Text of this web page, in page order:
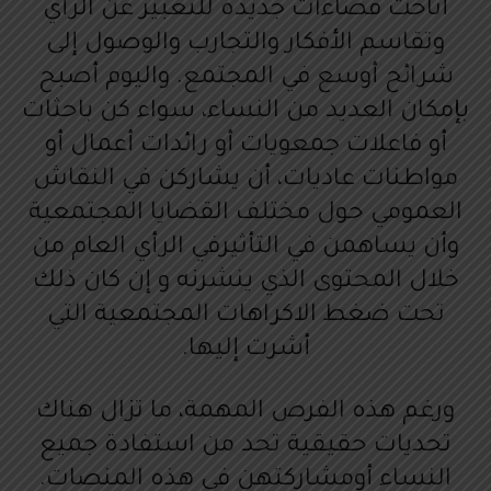
أتاحت فضاءات جديدة للتعبير عن الرأي
وتقاسم الأفكار والتجارب والوصول إلى
شرائح أوسع في المجتمع. واليوم أصبح
بإمكان العديد من النساء، سواء كن باحثات
أو فاعلات جمعويات أو رائدات أعمال أو
مواطنات عاديات، أن يشاركن في النقاش
العمومي حول مختلف القضايا المجتمعية
وأن يساهمن في التأثيرفي الرأي العام من
خلال المحتوى الذي ينشرنه و إن كان ذلك
تحت ضغط الاكراهات المجتمعية التي
أشرت إليها.
ورغم هذه الفرص المهمة، ما تزال هناك
تحديات حقيقية تحد من استفادة جميع
النساء أومشاركتهن في هذه المنصات.